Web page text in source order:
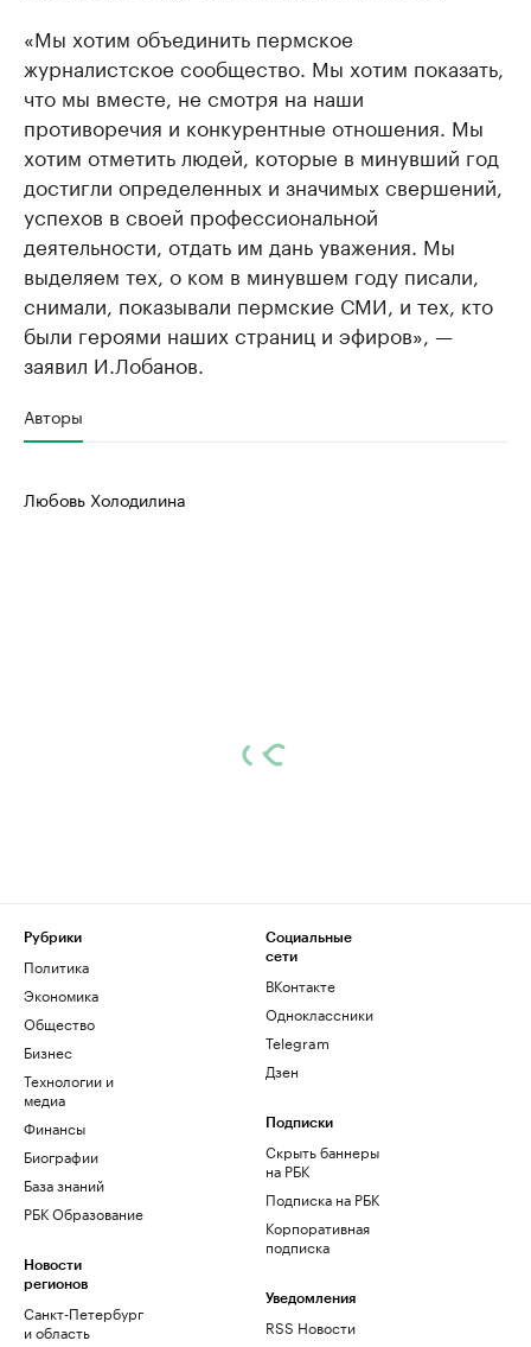
«Мы хотим объединить пермское
журналистское сообщество. Мы хотим показать,
что мы вместе, не смотря на наши
противоречия и конкурентные отношения. Мы
хотим отметить людей, которые в минувший год
достигли определенных и значимых свершений,
успехов в своей профессиональной
деятельности, отдать им дань уважения. Мы
выделяем тех, о ком в минувшем году писали,
снимали, показывали пермские СМИ, и тех, кто
были героями наших страниц и эфиров», —
заявил И.Лобанов.
Авторы
Любовь Холодилина
Рубрики
Политика
Экономика
Общество
Бизнес
Технологии и
медиа
Финансы
Биографии
База знаний
РБК Образование
Новости
регионов
Санкт-Петербург
и область
Социальные
сети
ВКонтакте
Одноклассники
Telegram
Дзен
Подписки
Скрыть баннеры
на РБК
Подписка на РБК
Корпоративная
подписка
Уведомления
RSS Новости